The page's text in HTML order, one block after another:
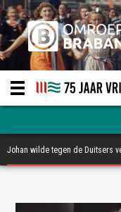
Johan wilde tegen de Duitsers